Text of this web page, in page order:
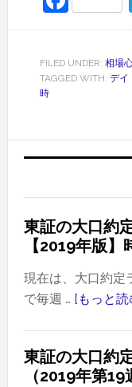
FILED UNDER: 相場
TAGGED WITH: デイ
時
東証の大口約
【2019年版
現在は、大口約定
で毎週 … [もっと読
東証の大口約
（2019年第19